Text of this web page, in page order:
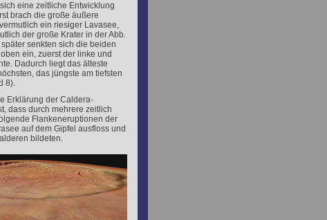
eine zeitliche Entwicklung
brach die große äußere
ein riesiger Lavasee,
der große Krater in der Abb.
senkten sich die beiden
ein, zuerst der linke und
Dadurch liegt das älteste
das jüngste am tiefsten
8).
Erklärung der Caldera-
dass durch mehrere zeitlich
Flankeneruptionen der
auf dem Gipfel ausfloss und
bildeten.